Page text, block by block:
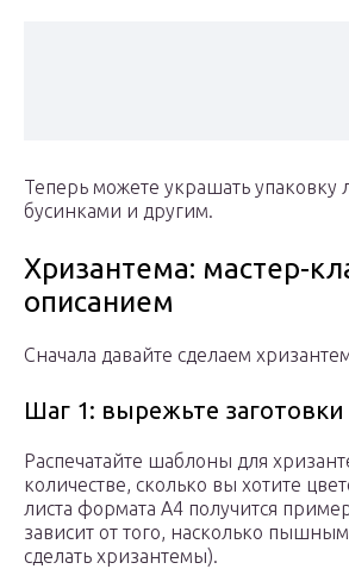
Теперь можете украшать упаковку
бусинками и другим.
Хризантема: мастер-
описанием
Сначала давайте сделаем
Шаг 1: вырежьте заготовки
Распечатайте шаблоны для
количестве, сколько вы хотите
листа формата A4 получится
зависит от того, насколько
сделать хризантемы).